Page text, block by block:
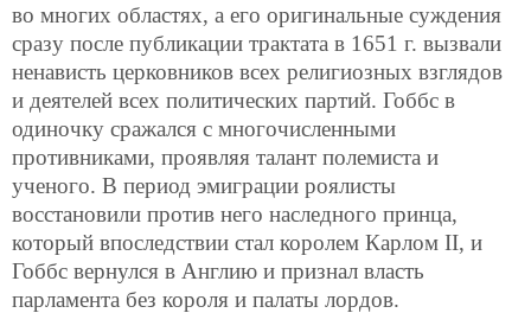
во многих областях, а его оригинальные суждения
сразу после публикации трактата в 1651 г. вызвали
ненависть церковников всех религиозных взглядов
и деятелей всех политических партий. Гоббс в
одиночку сражался с многочисленными
противниками, проявляя талант полемиста и
ученого. В период эмиграции роялисты
восстановили против него наследного принца,
который впоследствии стал королем Карлом II, и
Гоббс вернулся в Англию и признал власть
парламента без короля и палаты лордов.